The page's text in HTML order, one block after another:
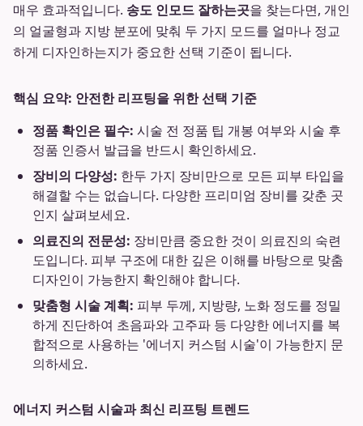
매우 효과적입니다. 송도 인모드 잘하는곳을 찾는다면, 개인
의 얼굴형과 지방 분포에 맞춰 두 가지 모드를 얼마나 정교
하게 디자인하는지가 중요한 선택 기준이 됩니다.
핵심 요약: 안전한 리프팅을 위한 선택 기준
정품 확인은 필수: 시술 전 정품 팁 개봉 여부와 시술 후
정품 인증서 발급을 반드시 확인하세요.
장비의 다양성: 한두 가지 장비만으로 모든 피부 타입을
해결할 수는 없습니다. 다양한 프리미엄 장비를 갖춘 곳
인지 살펴보세요.
의료진의 전문성: 장비만큼 중요한 것이 의료진의 숙련
도입니다. 피부 구조에 대한 깊은 이해를 바탕으로 맞춤
디자인이 가능한지 확인해야 합니다.
맞춤형 시술 계획: 피부 두께, 지방량, 노화 정도를 정밀
하게 진단하여 초음파와 고주파 등 다양한 에너지를 복
합적으로 사용하는 '에너지 커스텀 시술'이 가능한지 문
의하세요.
에너지 커스텀 시술과 최신 리프팅 트렌드